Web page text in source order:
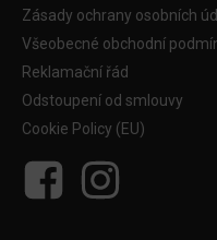
Zásady ochrany osobních
Všeobecné obchodní
Reklamační řád
Odstoupení od smlouvy
Cookie Policy (EU)